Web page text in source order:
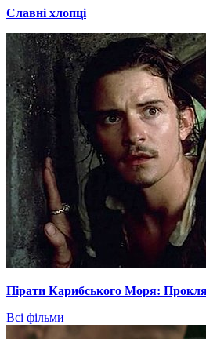
Славні хлопці
Пірати Карибського Моря:
Всі фільми